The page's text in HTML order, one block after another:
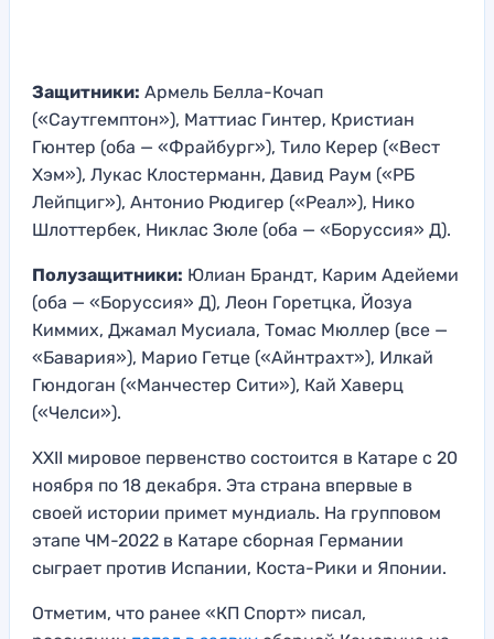
Защитники: Армель Белла-Кочап
(«Саутгемптон»), Маттиас Гинтер, Кристиан
Гюнтер (оба — «Фрайбург»), Тило Керер («Вест
Хэм»), Лукас Клостерманн, Давид Раум («РБ
Лейпциг»), Антонио Рюдигер («Реал»), Нико
Шлоттербек, Никлас Зюле (оба — «Боруссия» Д).
Полузащитники: Юлиан Брандт, Карим Адейеми
(оба — «Боруссия» Д), Леон Горетцка, Йозуа
Киммих, Джамал Мусиала, Томас Мюллер (все —
«Бавария»), Марио Гетце («Айнтрахт»), Илкай
Гюндоган («Манчестер Сити»), Кай Хаверц
(«Челси»).
XXII мировое первенство состоится в Катаре с 20
ноября по 18 декабря. Эта страна впервые в
своей истории примет мундиаль. На групповом
этапе ЧМ-2022 в Катаре сборная Германии
сыграет против Испании, Коста-Рики и Японии.
Отметим, что ранее «КП Спорт» писал,